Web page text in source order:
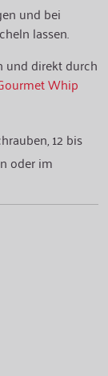
und bei
lassen.
und direkt durch
Whip
12 bis
oder im